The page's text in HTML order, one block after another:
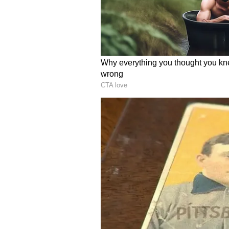
Number 3
సంఖ్య 3 (ఏదైనా నెలలో 3, 12, 21, 30
గ్రహాల స్థితి జీవితంలో కొంత సానుకూల
అందుకుంటారు. రాజకీయాలు, సామాజిక
మీరు మీ ఫిట్‌నెస్ కోసం సమయాన్ని
అవుతుంది. మీ ప్రతికూల ఆలోచనలను
ఉంటుంది.